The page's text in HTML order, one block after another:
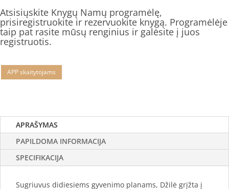
Atsisiųskite Knygų Namų programėlę,
prisiregistruokite ir rezervuokite knygą. Programėlėje
taip pat rasite mūsų renginius ir galėsite į juos
registruotis.
APP skaitytojams
APRAŠYMAS
PAPILDOMA INFORMACIJA
SPECIFIKACIJA
Sugriuvus didiesiems gyvenimo planams, Džilė grįžta į